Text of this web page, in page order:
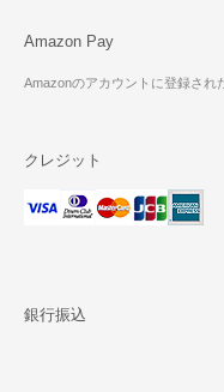
Amazon Pay
Amazonのアカウントに登録され
クレジット
銀行振込